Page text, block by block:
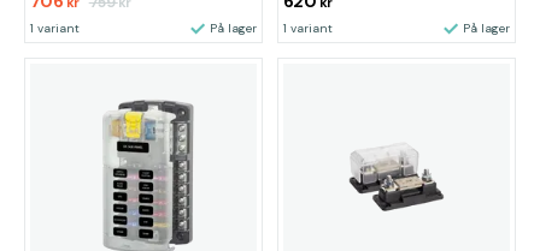
1 variant På lager 1 variant På lager